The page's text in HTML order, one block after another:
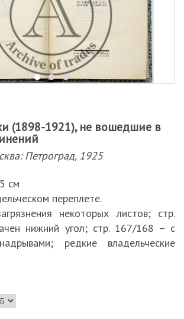
(1898-1921), не вошедшие в
Петроград, 1925
см
переплете.
некоторых листов; стр.
нижний угол; стр. 167/168 – с
редкие владельческие